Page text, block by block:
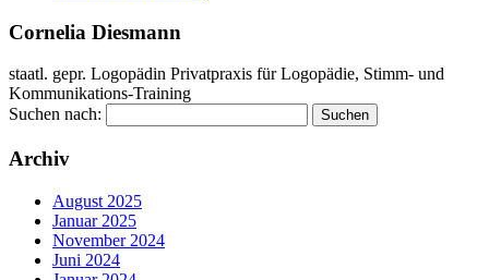
Cornelia Diesmann
staatl. gepr. Logopädin Privatpraxis für Logopädie, Stimm- und
Kommunikations-Training
Suchen nach:
Archiv
August 2025
Januar 2025
November 2024
Juni 2024